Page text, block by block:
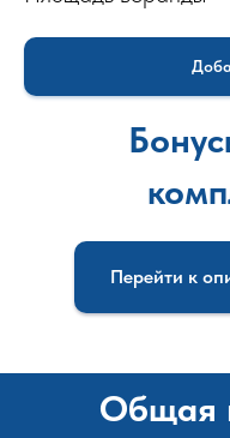
Перейти к
Общая